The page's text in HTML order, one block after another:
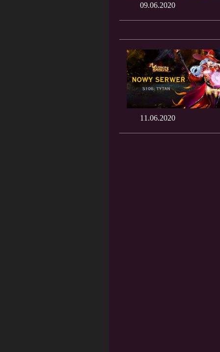
09.06.2020
11.06.2020